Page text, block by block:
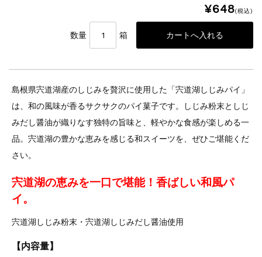
¥648(税込)
数量 箱
島根県宍道湖産のしじみを贅沢に使用した「宍道湖しじみパイ」
は、和の風味が香るサクサクのパイ菓子です。しじみ粉末としじ
みだし醤油が織りなす独特の旨味と、軽やかな食感が楽しめる一
品。宍道湖の豊かな恵みを感じる和スイーツを、ぜひご堪能くだ
さい。
宍道湖の恵みを一口で堪能！香ばしい和風パ
イ。
宍道湖しじみ粉末・宍道湖しじみだし醤油使用
【内容量】